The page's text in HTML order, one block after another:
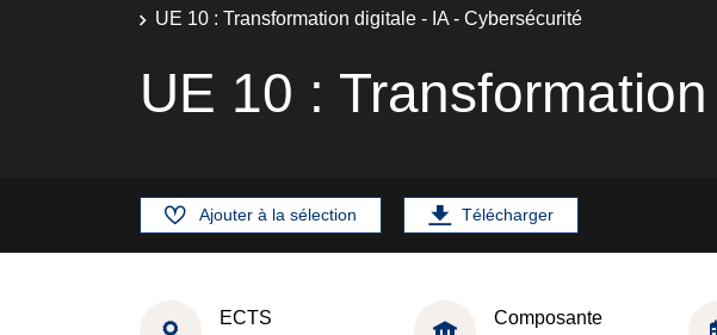
UE 10 : Transformation digitale - IA - Cybersécurité
UE 10 :
Ajouter à la sélection Télécharger
ECTS Composante